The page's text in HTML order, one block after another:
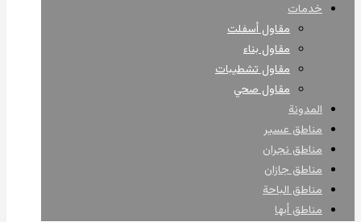
خدمات
مقاول أسفلت
مقاول بناء
مقاول تشطيبات
مقاول صحي
المدونة
مناطق عسير
مناطق نجران
مناطق جازان
مناطق الباحة
مناطق أبها